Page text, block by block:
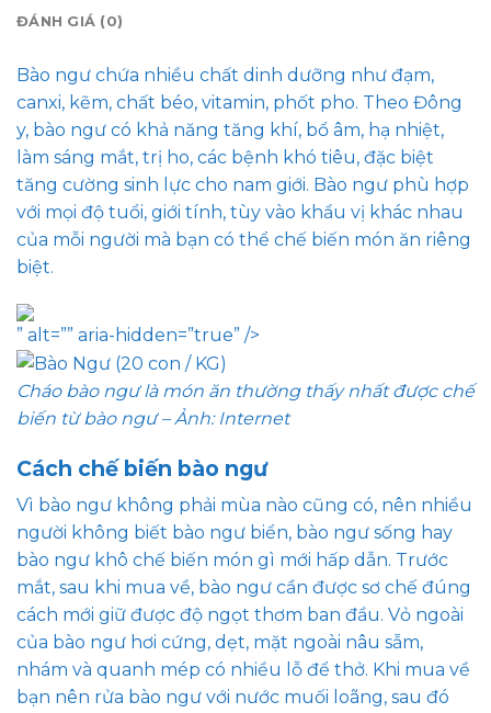
ĐÁNH GIÁ (0)
Bào ngư chứa nhiều chất dinh dưỡng như đạm,
canxi, kẽm, chất béo, vitamin, phốt pho. Theo Đông
y, bào ngư có khả năng tăng khí, bổ âm, hạ nhiệt,
làm sáng mắt, trị ho, các bệnh khó tiêu, đặc biệt
tăng cường sinh lực cho nam giới. Bào ngư phù hợp
với mọi độ tuổi, giới tính, tùy vào khẩu vị khác nhau
của mỗi người mà bạn có thể chế biến món ăn riêng
biệt.
” alt=”” aria-hidden=”true” />
Cháo bào ngư là món ăn thường thấy nhất được chế
biến từ bào ngư – Ảnh: Internet
Cách chế biến bào ngư
Vì bào ngư không phải mùa nào cũng có, nên nhiều
người không biết bào ngư biển, bào ngư sống hay
bào ngư khô chế biến món gì mới hấp dẫn. Trước
mắt, sau khi mua về, bào ngư cần được sơ chế đúng
cách mới giữ được độ ngọt thơm ban đầu. Vỏ ngoài
của bào ngư hơi cứng, dẹt, mặt ngoài nâu sẫm,
nhám và quanh mép có nhiều lỗ để thở. Khi mua về
bạn nên rửa bào ngư với nước muối loãng, sau đó